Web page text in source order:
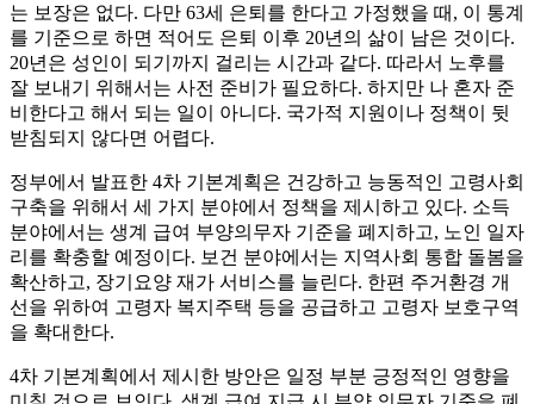
는 보장은 없다. 다만 63세 은퇴를 한다고 가정했을 때, 이 통계
를 기준으로 하면 적어도 은퇴 이후 20년의 삶이 남은 것이다.
20년은 성인이 되기까지 걸리는 시간과 같다. 따라서 노후를
잘 보내기 위해서는 사전 준비가 필요하다. 하지만 나 혼자 준
비한다고 해서 되는 일이 아니다. 국가적 지원이나 정책이 뒷
받침되지 않다면 어렵다.
정부에서 발표한 4차 기본계획은 건강하고 능동적인 고령사회
구축을 위해서 세 가지 분야에서 정책을 제시하고 있다. 소득
분야에서는 생계 급여 부양의무자 기준을 폐지하고, 노인 일자
리를 확충할 예정이다. 보건 분야에서는 지역사회 통합 돌봄을
확산하고, 장기요양 재가 서비스를 늘린다. 한편 주거환경 개
선을 위하여 고령자 복지주택 등을 공급하고 고령자 보호구역
을 확대한다.
4차 기본계획에서 제시한 방안은 일정 부분 긍정적인 영향을